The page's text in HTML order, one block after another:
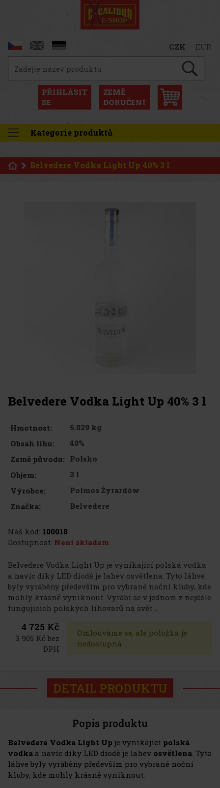
CZK EUR
PŘIHLÁSIT
SE
ZEMĚ
DORUČENÍ
Kategorie produktů
Belvedere Vodka Light Up 40% 3 l
Belvedere Vodka Light Up 40% 3 l
Hmotnost:
5.029 kg
Obsah lihu:
40%
Země původu: Polsko
Objem:
3 l
Výrobce:
Polmos Żyrardów
Značka:
Belvedere
Náš kód: 100018
Dostupnost: Není skladem
Belvedere Vodka Light Up je vynikající polská vodka
a navíc díky LED diodě je lahev osvětlena. Tyto láhve
byly vyráběny především pro vybrané noční kluby, kde
mohly krásně vyniknout. Vyrábí se v jednom z nejdéle
fungujících polských lihovarů na svět ...
4 725 Kč
3 905 Kč bez
DPH
Omlouváme se, ale položka je
nedostupná
DETAIL PRODUKTU
Popis produktu
Belvedere Vodka Light Up je vynikající polská
vodka a navíc díky LED diodě je lahev osvětlena. Tyto
láhve byly vyráběny především pro vybrané noční
kluby, kde mohly krásně vyniknout.